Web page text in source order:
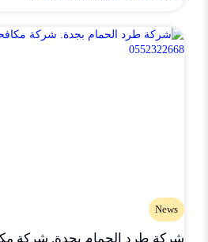
News
شركة طرد الحمام بجدة. شركة